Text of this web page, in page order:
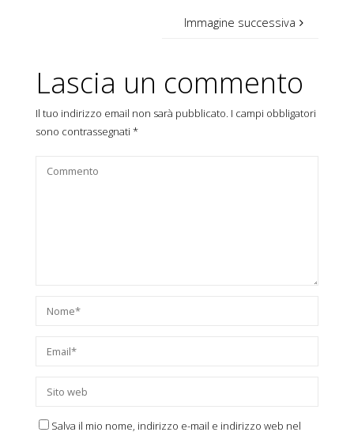
Immagine successiva
Lascia un commento
Il tuo indirizzo email non sarà pubblicato. I campi obbligatori
sono contrassegnati *
Salva il mio nome, indirizzo e-mail e indirizzo web nel